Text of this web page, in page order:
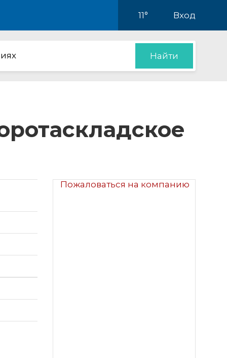
11° Вход
Найти
Пожаловаться на компанию